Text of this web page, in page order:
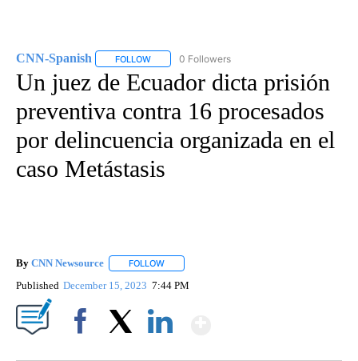
CNN-Spanish FOLLOW FOLLOW "CNN-SPANISH" TO RECEIVE
0 Followers
Un juez de Ecuador dicta prisión
preventiva contra 16 procesados
por delincuencia organizada en el
caso Metástasis
By CNN Newsource FOLLOW
Published December 15, 2023 7:44 PM